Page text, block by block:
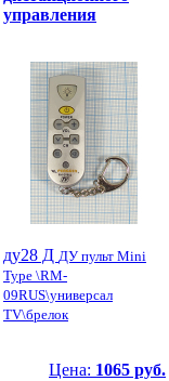
управления
ду28 Д ДУ пульт Mini
Type \RM-
09RUS\универсал
TV\брелок
Цена: 1065 руб.